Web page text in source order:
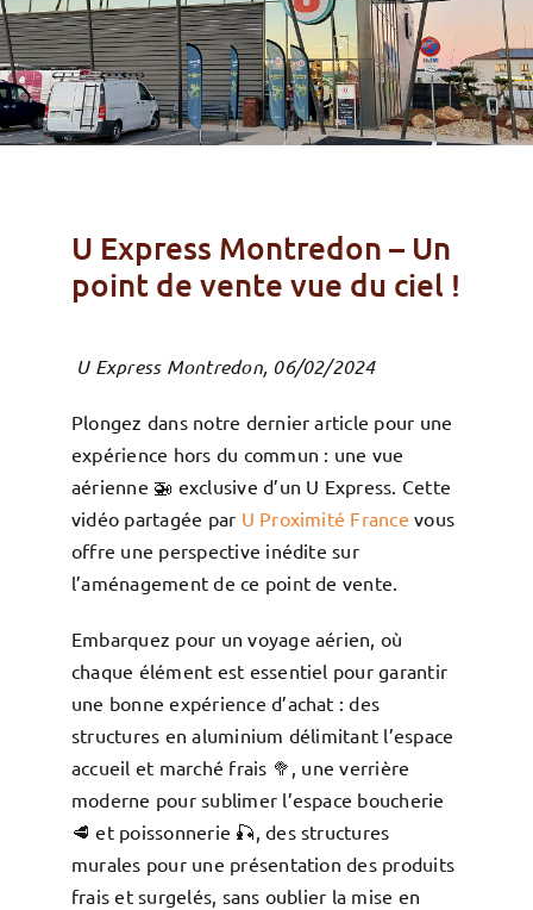
U Express Montredon – Un
point de vente vue du ciel !
U Express Montredon, 06/02/2024
Plongez dans notre dernier article pour une
expérience hors du commun : une vue
aérienne 🚁 exclusive d’un U Express. Cette
vidéo partagée par U Proximité France vous
offre une perspective inédite sur
l’aménagement de ce point de vente.
Embarquez pour un voyage aérien, où
chaque élément est essentiel pour garantir
une bonne expérience d’achat : des
structures en aluminium délimitant l’espace
accueil et marché frais 🥦, une verrière
moderne pour sublimer l’espace boucherie
🥩 et poissonnerie 🎣, des structures
murales pour une présentation des produits
frais et surgelés, sans oublier la mise en